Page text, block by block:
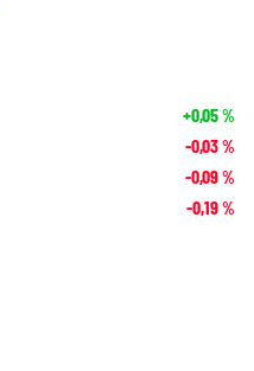
+0,05%
-0,03%
-0,09%
-0,19%